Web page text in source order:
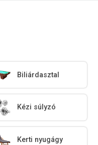
Biliárdasztal
Kézi súlyzó
Kerti nyugágy